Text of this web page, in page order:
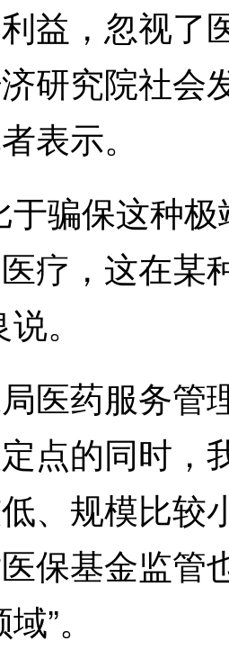
益，忽视了
研究院社会
表示。
骗保这种极
疗，这在某
。
药服务管
点的同时，
、规模比较
保基金监管
”。